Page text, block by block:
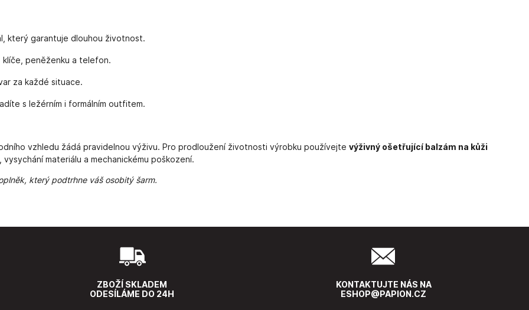
který garantuje dlouhou životnost.
peněženku a telefon.
za každé situace.
s ležérním i formálním outfitem.
vzhledu žádá pravidelnou výživu. Pro prodloužení životnosti výrobku používejte výživný ošetřující balzám na kůži
materiálu a mechanickému poškození.
který podtrhne váš osobitý šarm.
ZBOŽÍ SKLADEM
ODESÍLÁME DO 24H
KONTAKTUJTE NÁS NA
ESHOP@PAPION.CZ